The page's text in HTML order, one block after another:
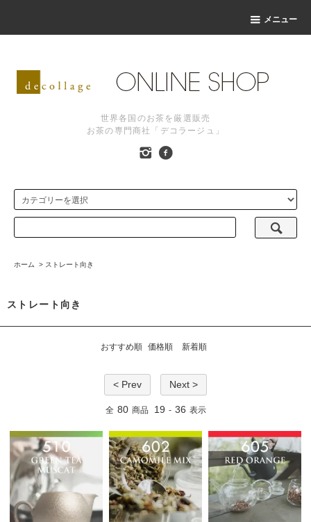
メニュー
世界各国のお茶を厳選販売
お茶の専門商社「デコラージュ」
ホーム > ストレート向き
ストレート向き
おすすめ順 価格順 新着順
< Prev Next >
全 80 商品 19 - 36 表示